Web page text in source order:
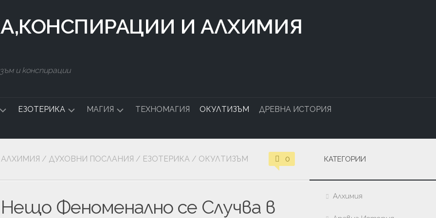
И АЛХИМИЯ
и конспирации
ЕЗОТЕРИКА
СИМВОЛИ
МАГИЯ
БЪЛГАРСКА
ТЕХНОМАГИЯ ОКУЛТИЗЪМ
ДРЕВНА ИСТОРИЯ
АЛХИМИЯ / ДУХОВНИ ПОСЛАНИЯ / ЕЗОТЕРИКА / ОКУЛТИЗЪМ 0
Нещо Феноменално се Случва в
КАТЕГОРИИ
Алхимия